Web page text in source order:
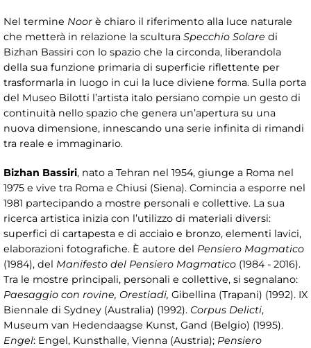
Nel termine Noor è chiaro il riferimento alla luce naturale
che metterà in relazione la scultura Specchio Solare di
Bizhan Bassiri con lo spazio che la circonda, liberandola
della sua funzione primaria di superficie riflettente per
trasformarla in luogo in cui la luce diviene forma. Sulla porta
del Museo Bilotti l’artista italo persiano compie un gesto di
continuità nello spazio che genera un’apertura su una
nuova dimensione, innescando una serie infinita di rimandi
tra reale e immaginario.
Bizhan Bassiri, nato a Tehran nel 1954, giunge a Roma nel
1975 e vive tra Roma e Chiusi (Siena). Comincia a esporre nel
1981 partecipando a mostre personali e collettive. La sua
ricerca artistica inizia con l’utilizzo di materiali diversi:
superfici di cartapesta e di acciaio e bronzo, elementi lavici,
elaborazioni fotografiche. È autore del Pensiero Magmatico
(1984), del Manifesto del Pensiero Magmatico (1984 - 2016).
Tra le mostre principali, personali e collettive, si segnalano:
Paesaggio con rovine, Orestiadi, Gibellina (Trapani) (1992). IX
Biennale di Sydney (Australia) (1992). Corpus Delicti,
Museum van Hedendaagse Kunst, Gand (Belgio) (1995).
Engel: Engel, Kunsthalle, Vienna (Austria); Pensiero